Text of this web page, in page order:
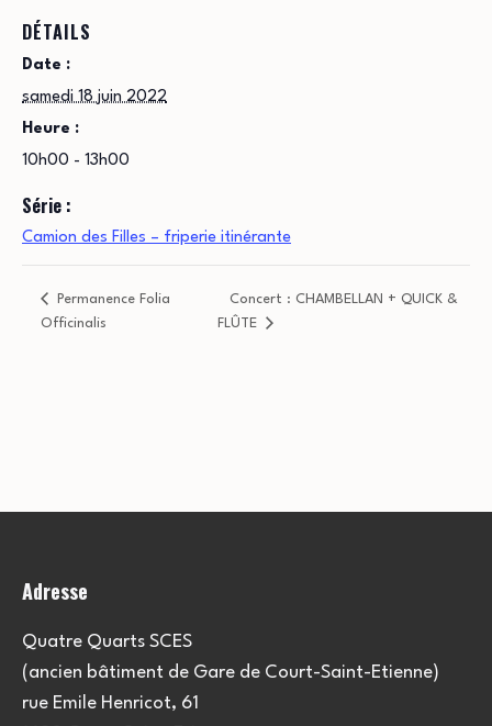
DÉTAILS
Date :
samedi 18 juin 2022
Heure :
10h00 - 13h00
Série :
Camion des Filles – friperie itinérante
Permanence Folia
Officinalis
Concert : CHAMBELLAN + QUICK &
FLÛTE
Adresse
Quatre Quarts SCES
(ancien bâtiment de Gare de Court-Saint-Etienne)
rue Emile Henricot, 61